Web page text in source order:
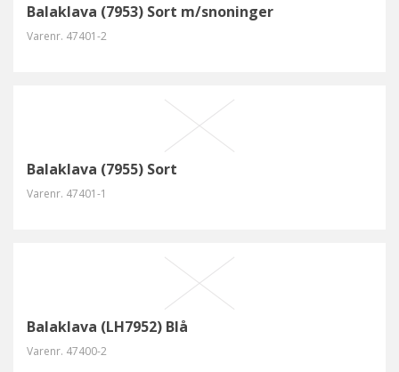
Balaklava (7953) Sort m/snoninger
Varenr. 47401-2
Balaklava (7955) Sort
Varenr. 47401-1
Balaklava (LH7952) Blå
Varenr. 47400-2